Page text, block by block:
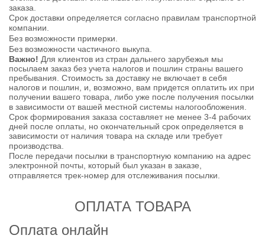
заказа.
Срок доставки определяется согласно правилам транспортной
компании.
Без возможности примерки.
Без возможности частичного выкупа.
Важно! Для клиентов из стран дальнего зарубежья мы
посылаем заказ без учета налогов и пошлин страны вашего
пребывания. Стоимость за доставку не включает в себя
налогов и пошлин, и, возможно, вам придется оплатить их при
получении вашего товара, либо уже после получения посылки
в зависимости от вашей местной системы налогообложения.
Срок формирования заказа составляет не менее 3-4 рабочих
дней после оплаты, но окончательный срок определяется в
зависимости от наличия товара на складе или требует
производства.
После передачи посылки в транспортную компанию на адрес
электронной почты, который был указан в заказе,
отправляется трек-номер для отслеживания посылки.
ОПЛАТА ТОВАРА
Оплата онлайн